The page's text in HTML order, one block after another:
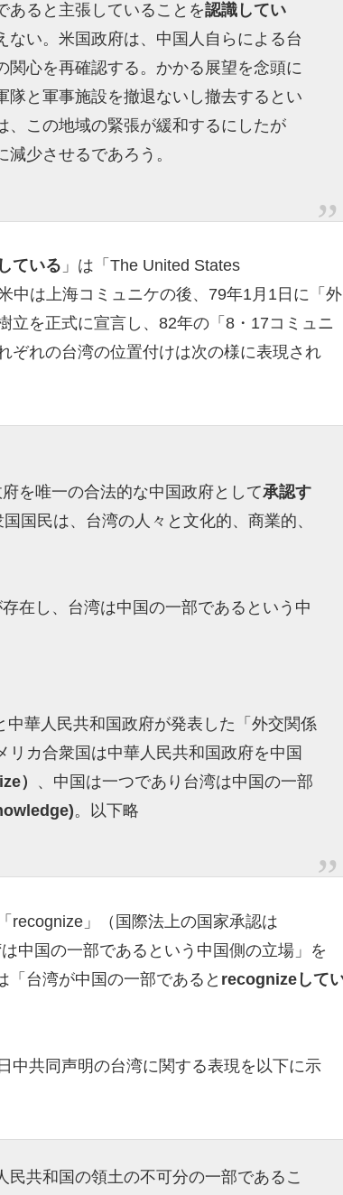
あると主張していることを認識してい
い。米国政府は、中国人自らによる台
心を再確認する。かかる展望を念頭に
と軍事施設を撤退ないし撤去するとい
、この地域の緊張が緩和するにしたが
少させるであろう。
ている 」は「The United States
中は上海コミュニケの後、79年1月1日に「外
立を正式に宣言し、82年の「8・17コミュニ
ぞれの台湾の位置付けは次の様に表現され
を唯一の合法的な中国政府として承認す
国民は、台湾の人々と文化的、商業的、
在し、台湾は中国の一部であるという中
華人民共和国政府が発表した「外交関係
カ合衆国は中華人民共和国政府を中国
） 、中国は一つであり台湾は中国の一部
。以下略
recognize」（国際法上の国家承認は
中国の一部であるという中国側の立場」を
「台湾が中国の一部であると recognizeして
中共同声明の台湾に関する表現を以下に示
共和国の領土の不可分の一部であるこ